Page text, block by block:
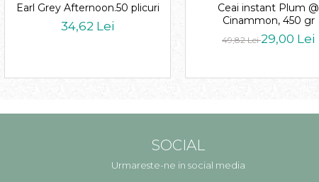
Earl Grey Afternoon.50 plicuri
34,62 Lei
Ceai instant Plum @
Cinammon, 450 gr
49,82 Lei29,00 Lei
SOCIAL
Urmareste-ne in social media